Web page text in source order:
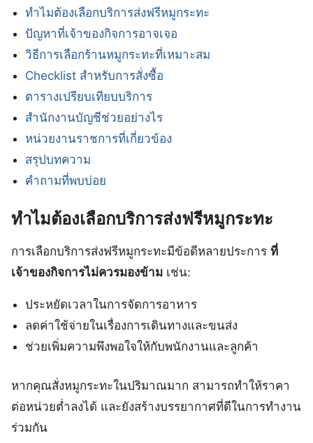
ทำไมต้องเลือกบริการส่งฟรีหมูกระทะ
ปัญหาที่เจ้าของกิจการอาจเจอ
วิธีการเลือกร้านหมูกระทะที่เหมาะสม
Checklist สำหรับการสั่งซื้อ
ตารางเปรียบเทียบบริการ
สำนักงานบัญชีช่วยอย่างไร
หน่วยงานราชการที่เกี่ยวข้อง
สรุปบทความ
คำถามที่พบบ่อย
ทำไมต้องเลือกบริการส่งฟรีหมูกระทะ
การเลือกบริการส่งฟรีหมูกระทะมีข้อดีหลายประการ ที่
เจ้าของกิจการไม่ควรมองข้าม เช่น:
ประหยัดเวลาในการจัดการอาหาร
ลดค่าใช้จ่ายในเรื่องการเดินทางและขนส่ง
ช่วยเพิ่มความพึงพอใจให้กับพนักงานและลูกค้า
หากคุณสั่งหมูกระทะในปริมาณมาก สามารถทำให้ราคา
ต่อหน่วยต่ำลงได้ และยังสร้างบรรยากาศที่ดีในการทำงาน
ร่วมกัน